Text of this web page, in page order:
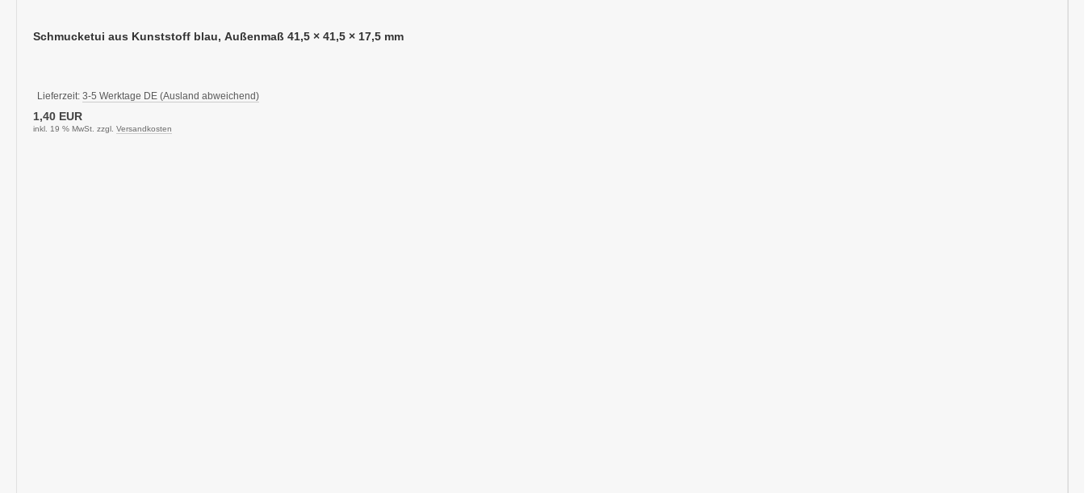
Schmucketui aus Kunststoff blau, Außenmaß 41,5 × 41,5 × 17,5 mm
Lieferzeit: 3-5 Werktage DE (Ausland abweichend)
1,40 EUR
inkl. 19 % MwSt. zzgl. Versandkosten